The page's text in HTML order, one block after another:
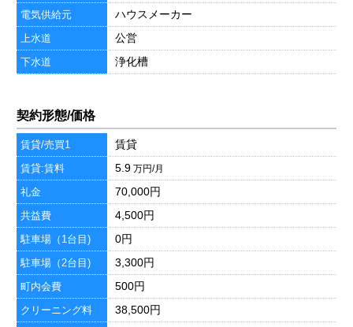
電気供給元 ハウスメーカー
上水道 公営
下水道 浄化槽
契約形態/価格
賃貸/売買1 賃貸
賃貸:賃料 5.9 万円/月
礼金 70,000円
共益費 4,500円
駐車場（1台目) 0円
駐車場（2台目) 3,300円
町内会費 500円
クリーニング料 38,500円